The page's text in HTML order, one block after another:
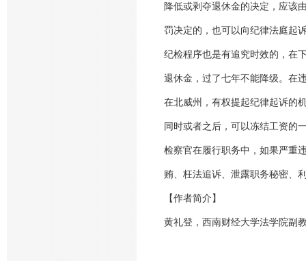
降低或剥夺退休金的决定，应该
罚决定的，也可以向纪律法庭起
纪检程序也是有追究时效的，在
退休金，过了七年不能降级。在
在北威州，有权提起纪律起诉的
同时或者之后，可以冻结工资的
检察官在履行职务中，如果严重
贿、枉法追诉、泄露职务秘密、
【作者简介】
黄礼登，西南财经大学法学院副